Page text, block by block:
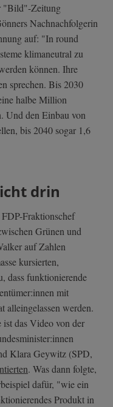
"Bild"-Zeitung
Nachnachfolgerin
auf: "In round
klimaneutral zu
können. Ihre
sprechen. Bis 2030
halbe Million
Und den Einbau von
bis 2040 sogar 1,6
drin
Fraktionschef
Grünen und
auf Zahlen
kursierten,
dass funktionierende
mit
alleingelassen werden.
ist das Video von der
Klara Geywitz (SPD,
. Was dann folgte,
dafür, "wie ein
Produkt in